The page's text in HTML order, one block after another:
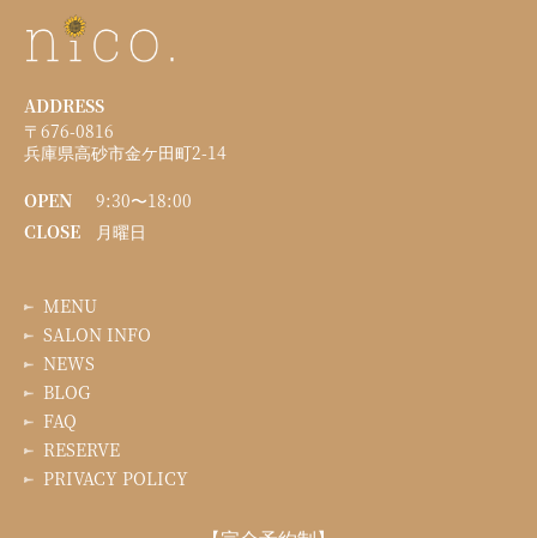
ADDRESS
〒676-0816
兵庫県高砂市金ケ田町2-14
OPEN
9:30〜18:00
CLOSE
月曜日
MENU
SALON INFO
NEWS
BLOG
FAQ
RESERVE
PRIVACY POLICY